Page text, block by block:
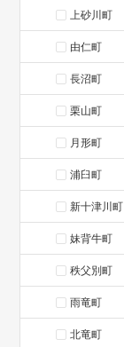
上砂川町
由仁町
長沼町
栗山町
月形町
浦臼町
新十津川町
妹背牛町
秩父別町
雨竜町
北竜町